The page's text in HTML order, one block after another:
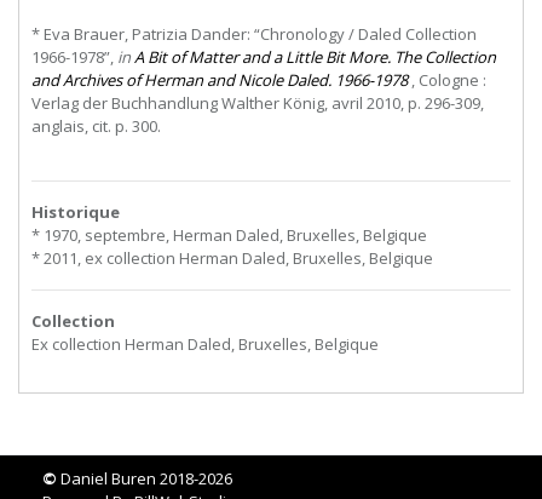
* Eva Brauer, Patrizia Dander: “Chronology / Daled Collection
1966-1978”, inA Bit of Matter and a Little Bit More. The Collection
and Archives of Herman and Nicole Daled. 1966-1978, Cologne :
Verlag der Buchhandlung Walther König, avril 2010, p. 296-309,
anglais, cit. p. 300.
Historique
* 1970, septembre, Herman Daled, Bruxelles, Belgique
* 2011, ex collection Herman Daled, Bruxelles, Belgique
Collection
Ex collection Herman Daled, Bruxelles, Belgique
© Daniel Buren 2018-2026